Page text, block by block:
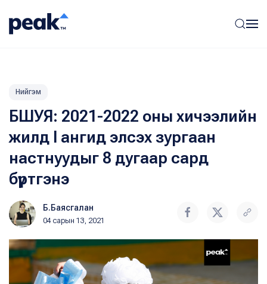
Нийгэм
БШУЯ: 2021-2022 оны хичээлийн
жилд I ангид элсэх зургаан
настнуудыг 8 дугаар сард
бүртгэнэ
Б.Баясгалан
04 сарын 13, 2021